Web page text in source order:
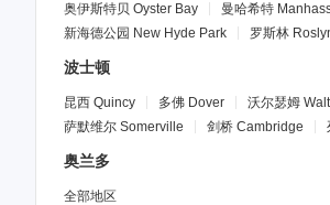
奥伊斯特贝 Oyster Bay 曼哈希特
新海德公园 New Hyde Park 罗斯林
波士顿
昆西 Quincy 多佛 Dover 沃尔瑟姆
萨默维尔 Somerville 剑桥 Cambridge
奥兰多
全部地区